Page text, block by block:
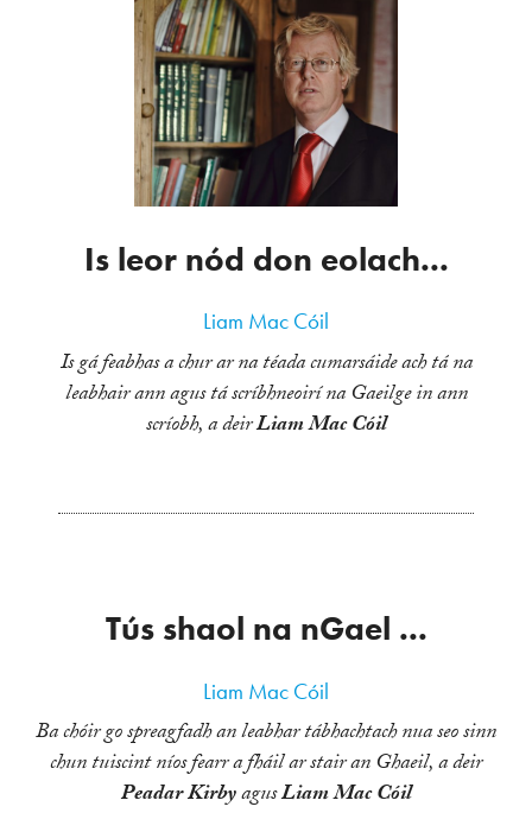
Is leor nód don eolach...
Liam Mac Cóil
Is gá feabhas a chur ar na téada cumarsáide ach tá na
leabhair ann agus tá scríbhneoirí na Gaeilge in ann
scríobh, a deirLiam Mac Cóil
Tús shaol na nGael ...
Liam Mac Cóil
Ba chóir go spreagfadh an leabhar tábhachtach nua seo sinn
chun tuiscint níos fearr a fháil ar stair an Ghaeil, a deir
Peadar KirbyagusLiam Mac Cóil